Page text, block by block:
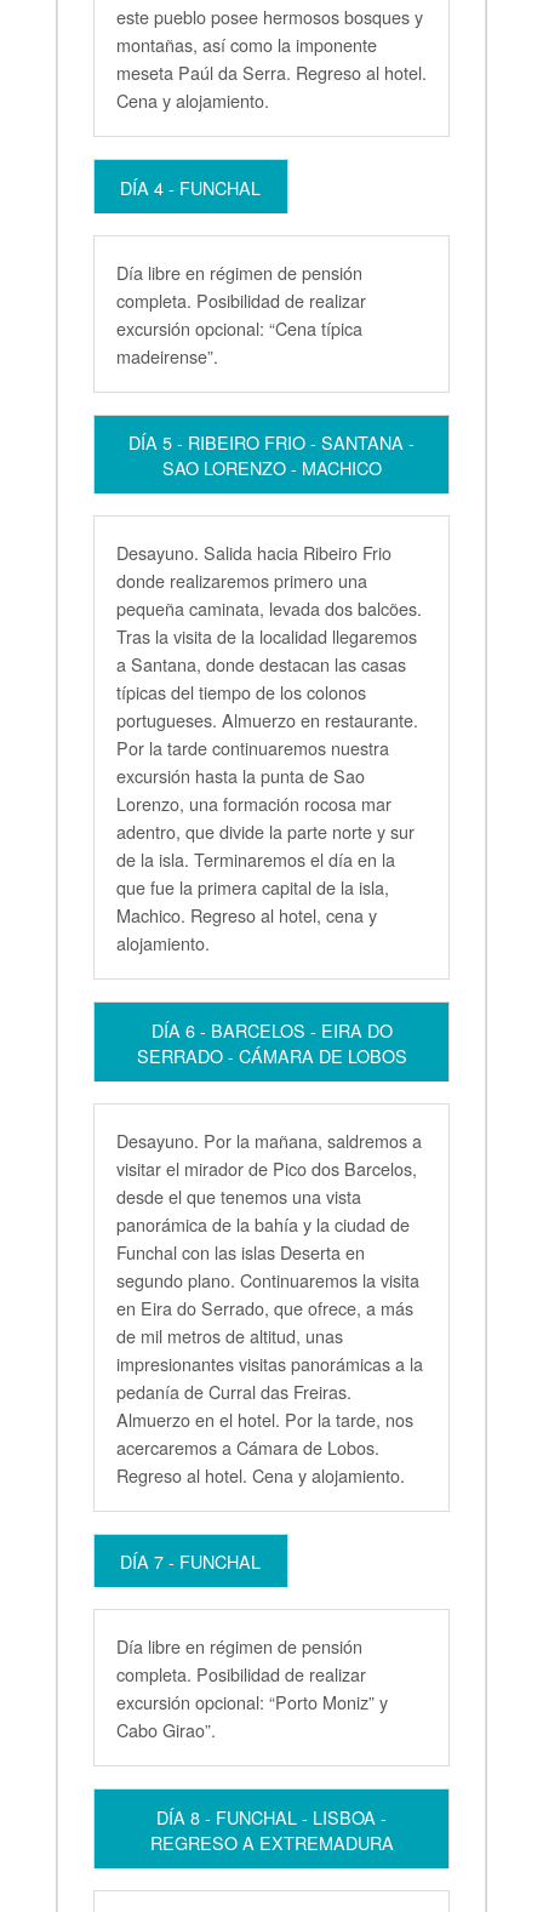
este pueblo posee hermosos bosques y
montañas, así como la imponente
meseta Paúl da Serra. Regreso al hotel.
Cena y alojamiento.
DÍA 4 - FUNCHAL
Día libre en régimen de pensión
completa. Posibilidad de realizar
excursión opcional: “Cena típica
madeirense”.
DÍA 5 - RIBEIRO FRIO - SANTANA -
SAO LORENZO - MACHICO
Desayuno. Salida hacia Ribeiro Frio
donde realizaremos primero una
pequeña caminata, levada dos balcões.
Tras la visita de la localidad llegaremos
a Santana, donde destacan las casas
típicas del tiempo de los colonos
portugueses. Almuerzo en restaurante.
Por la tarde continuaremos nuestra
excursión hasta la punta de Sao
Lorenzo, una formación rocosa mar
adentro, que divide la parte norte y sur
de la isla. Terminaremos el día en la
que fue la primera capital de la isla,
Machico. Regreso al hotel, cena y
alojamiento.
DÍA 6 - BARCELOS - EIRA DO
SERRADO - CÁMARA DE LOBOS
Desayuno. Por la mañana, saldremos a
visitar el mirador de Pico dos Barcelos,
desde el que tenemos una vista
panorámica de la bahía y la ciudad de
Funchal con las islas Deserta en
segundo plano. Continuaremos la visita
en Eira do Serrado, que ofrece, a más
de mil metros de altitud, unas
impresionantes visitas panorámicas a la
pedanía de Curral das Freiras.
Almuerzo en el hotel. Por la tarde, nos
acercaremos a Cámara de Lobos.
Regreso al hotel. Cena y alojamiento.
DÍA 7 - FUNCHAL
Día libre en régimen de pensión
completa. Posibilidad de realizar
excursión opcional: “Porto Moniz” y
Cabo Girao”.
DÍA 8 - FUNCHAL - LISBOA -
REGRESO A EXTREMADURA